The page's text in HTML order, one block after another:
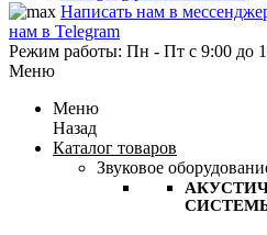
Написать нам в
нам в Telegram
Режим работы: Пн - Пт с 9:00 до
Меню
Меню
Назад
Каталог товаров
Звуковое